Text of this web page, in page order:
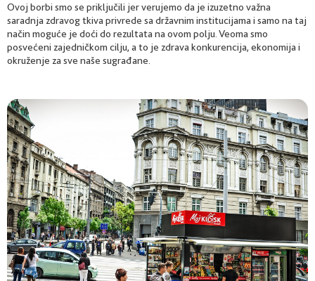
Ovoj borbi smo se priključili jer verujemo da je izuzetno važna
saradnja zdravog tkiva privrede sa državnim institucijama i samo na taj
način moguće je doći do rezultata na ovom polju. Veoma smo
posvećeni zajedničkom cilju, a to je zdrava konkurencija, ekonomija i
okruženje za sve naše sugrađane.